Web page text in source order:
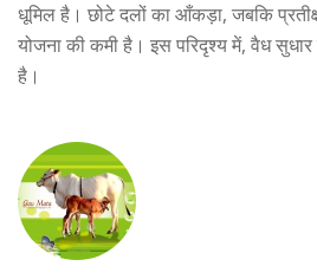
धूमिल है। छोटे दलों का आँकड़ा, जबकि
योजना की कमी है। इस परिदृश्य में, वैध
है।